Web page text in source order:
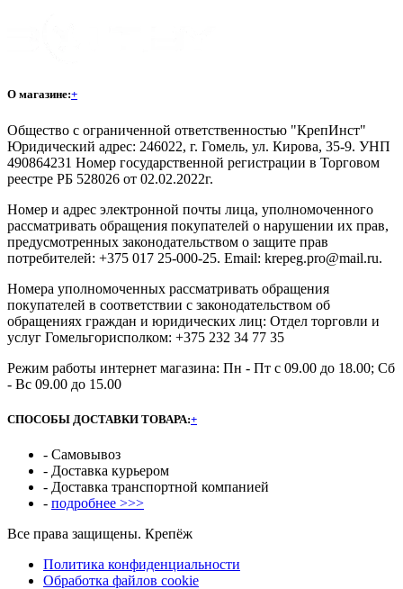
О магазине:+
Общество с ограниченной ответственностью "КрепИнст"
Юридический адрес: 246022, г. Гомель, ул. Кирова, 35-9. УНП
490864231 Номер государственной регистрации в Торговом
реестре РБ 528026 от 02.02.2022г.
Номер и адрес электронной почты лица, уполномоченного
рассматривать обращения покупателей о нарушении их прав,
предусмотренных законодательством о защите прав
потребителей: +375 017 25-000-25. Email: krepeg.pro@mail.ru.
Номера уполномоченных рассматривать обращения
покупателей в соответствии с законодательством об
обращениях граждан и юридических лиц: Отдел торговли и
услуг Гомельгорисполком: +375 232 34 77 35
Режим работы интернет магазина: Пн - Пт с 09.00 до 18.00; Сб
- Вс 09.00 до 15.00
СПОСОБЫ ДОСТАВКИ ТОВАРА:+
- Самовывоз
- Доставка курьером
- Доставка транспортной компанией
- подробнее >>>
Все права защищены. Крепёж
Политика конфиденциальности
Обработка файлов cookie